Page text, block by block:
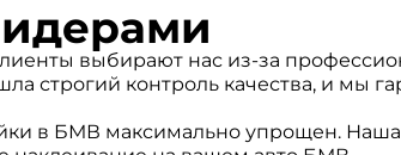
выбирают нас из-за
строгий контроль качества, и мы
в БМВ максимально упрощен.